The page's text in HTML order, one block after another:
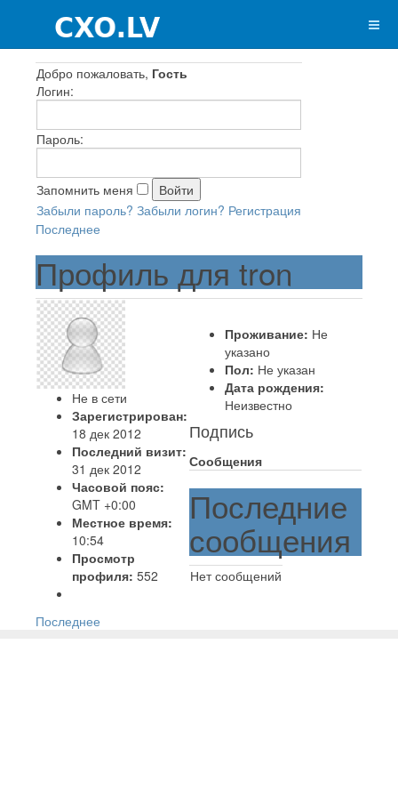
Добро пожаловать, Гость
Логин:
Пароль:
Запомнить меня
Забыли пароль? Забыли логин? Регистрация
Последнее
Профиль для tron
Не в сети
Зарегистрирован:
18 дек 2012
Последний визит:
31 дек 2012
Часовой пояс:
GMT +0:00
Местное время:
10:54
Просмотр
профиля: 552
Проживание: Не
указано
Пол: Не указан
Дата рождения:
Неизвестно
Подпись
Сообщения
Последние
сообщения
Нет сообщений
Последнее